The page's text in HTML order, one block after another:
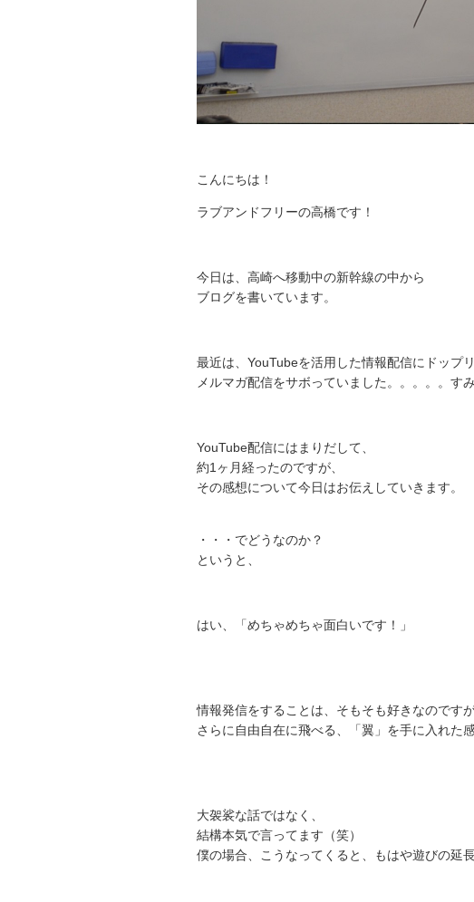
こんにちは！
ラブアンドフリーの高橋です！
今日は、高崎へ移動中の新幹線の中から
ブログを書いています。
最近は、YouTubeを活用した情報配信にドップ
メルマガ配信をサボっていました。。。。。すみ
YouTube配信にはまりだして、
約1ヶ月経ったのですが、
その感想について今日はお伝えしていきます。
・・・でどうなのか？
というと、
はい、「めちゃめちゃ面白いです！」
情報発信をすることは、そもそも好きなのですが
さらに自由自在に飛べる、「翼」を手に入れた感
大袈裟な話ではなく、
結構本気で言ってます（笑）
僕の場合、こうなってくると、もはや遊びの延